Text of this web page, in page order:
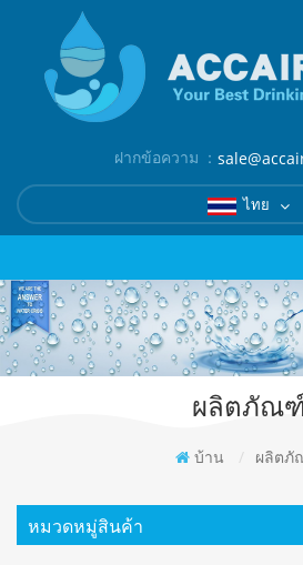
ฝากข้อความ ：
ไทย
ผลิตภัณ
บ้าน / ผลิตภั
หมวดหมู่สินค้า